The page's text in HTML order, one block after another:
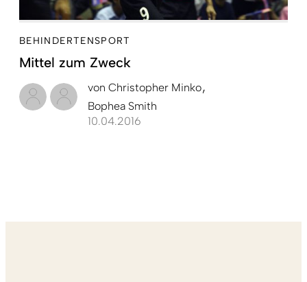
BEHINDERTENSPORT
Mittel zum Zweck
von Christopher Minko
Bophea Smith
10.04.2016